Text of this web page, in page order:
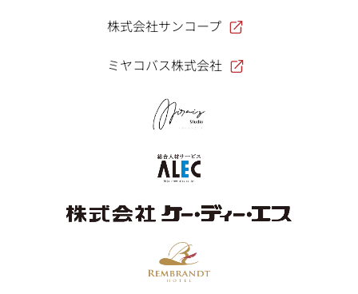
株式会社サンコープ
ミヤコバス株式会社